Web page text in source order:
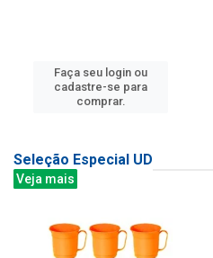
Faça seu login ou
cadastre-se para
comprar.
Seleção Especial UD
Veja mais